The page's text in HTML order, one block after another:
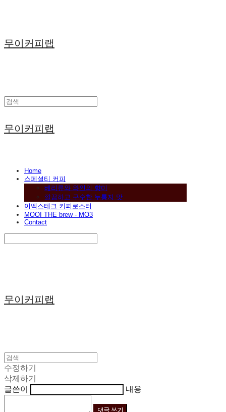
무이커피랩
무이커피랩
Home
스페셜티 커피
베리류와 와인의 향미
깔끔하고 구수한 누룽지 맛
이멕스테크 커피로스터
MOOI THE brew - MO3
Contact
무이커피랩
수정하기
삭제하기
글쓴이
내용